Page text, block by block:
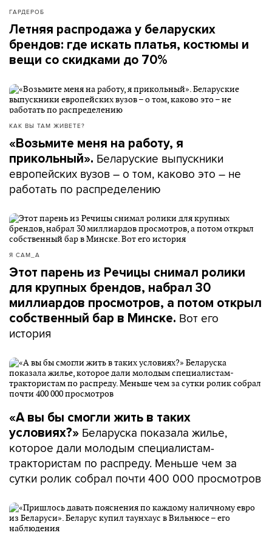
ГАРДЕРОБ
Летняя распродажа у беларуских
брендов: где искать платья, костюмы и
вещи со скидками до 70%
КАК ВЫ ТАМ ЖИВЕТЕ?
«Возьмите меня на работу, я
прикольный». Беларуские выпускники
европейских вузов – о том, каково это – не
работать по распределению
Я САМ_А
Этот парень из Речицы снимал ролики
для крупных брендов, набрал 30
миллиардов просмотров, а потом открыл
собственный бар в Минске. Вот его
история
«А вы бы смогли жить в таких
условиях?» Беларуска показала жилье,
которое дали молодым специалистам-
трактористам по распреду. Меньше чем за
сутки ролик собрал почти 400 000 просмотров